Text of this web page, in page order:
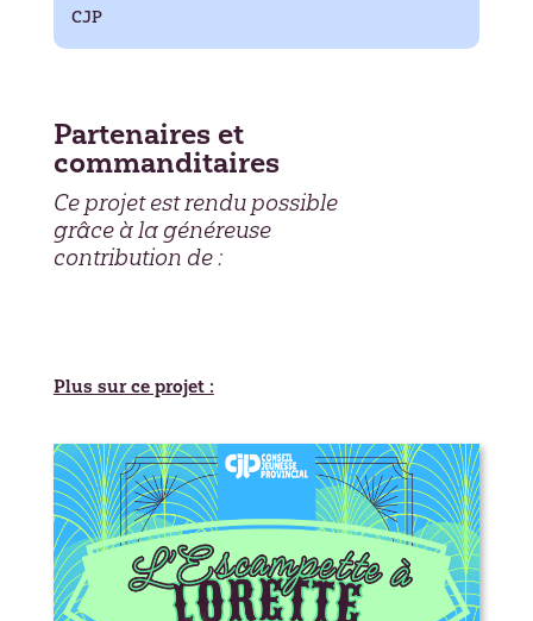
CJP
Partenaires et
commanditaires
Ce projet est rendu possible
grâce à la généreuse
contribution de :
Plus sur ce projet :